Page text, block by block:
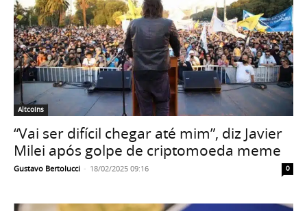
Altcoins
“Vai ser difícil chegar até mim”, diz Javier
Milei após golpe de criptomoeda meme
Gustavo Bertolucci - 18/02/2025 09:16 0